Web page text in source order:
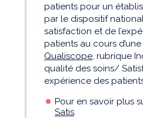
patients pour un
par le dispositif
satisfaction et de
patients au cours
Qualiscope , rubrique
qualité des soins/
expérience des
Pour en savoir plus
Satis